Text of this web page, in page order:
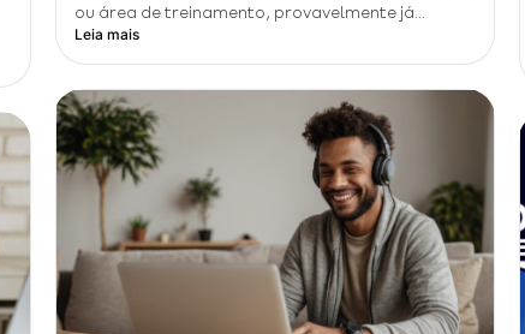
ou área de treinamento, provavelmente já...
Leia mais